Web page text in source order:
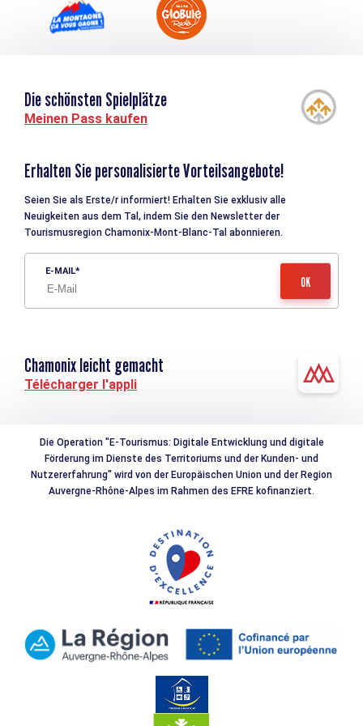
Die schönsten Spielplätze
Meinen Pass kaufen
Erhalten Sie personalisierte Vorteilsangebote!
Seien Sie als Erste/r informiert! Erhalten Sie exklusiv alle
Neuigkeiten aus dem Tal, indem Sie den Newsletter der
Tourismusregion Chamonix-Mont-Blanc-Tal abonnieren.
E-MAIL
Chamonix leicht gemacht
Télécharger l'appli
Die Operation "E-Tourismus: Digitale Entwicklung und digitale
Förderung im Dienste des Territoriums und der Kunden- und
Nutzererfahrung" wird von der Europäischen Union und der Region
Auvergne-Rhône-Alpes im Rahmen des EFRE kofinanziert.